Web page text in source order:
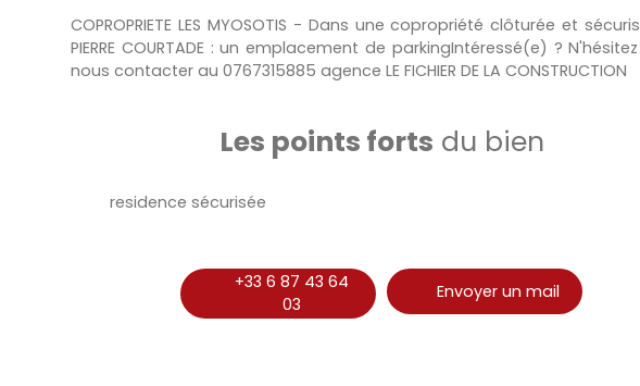
COPROPRIETE LES MYOSOTIS - Dans une copropriété clôturée et
PIERRE COURTADE : un emplacement de parkingIntéressé(e) ?
nous contacter au 0767315885 agence LE FICHIER DE LA CONSTRUCTION
Les points forts du bien
residence sécurisée
+33 6 87 43 64
03
Envoyer un mail